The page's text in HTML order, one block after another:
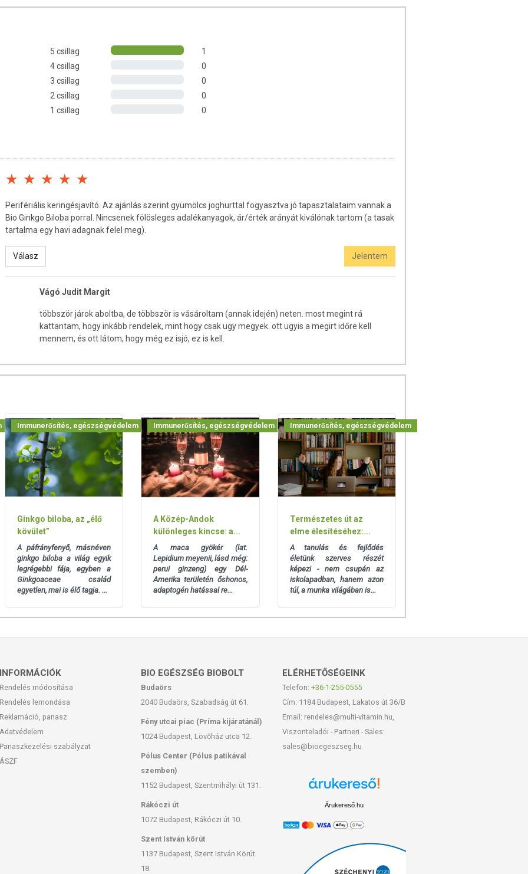
tulajdonságok változhatnak a környezeti feltételektől
rendkívül nedvszívó. A levegő páratartalmát magába
vegye figyelembe vásárlás előtt!
(200 adag/csomag).
helyen, gyermekektől elzárva.
frissítjük, törekszünk arra, hogy naprakészek legyenek.
ennek ellenére a webshopon szereplő adatok (beleértve a
információkat is) csak tájékoztató jellegűek, a tényleges
adódóan. A friss, aktuális információkat a termékek
5 csillag
1
4 csillag
0
3 csillag
0
2 csillag
0
1 csillag
0
Perifériális keringésjavító. Az ajánlás szerint gyümölcs joghurttal fogyasztva jó tapasztalataim vannak a
Bio Ginkgo Biloba porral. Nincsenek fölösleges adalékanyagok, ár/érték arányát kiválónak tartom (a tasak
tartalma egy havi adagnak felel meg).
Válasz Jelentem
Vágó Judit Margit
többször járok aboltba, de többször is vásároltam (annak idején) neten. most megint rá
kattantam, hogy inkább rendelek, mint hogy csak ugy megyek. ott ugyis a megirt időre kell
mennem, és ott látom, hogy még ez isjó, ez is kell.
Immunerősítés, egészségvédelem
Ginkgo biloba, az „élő
kövület”
A páfrányfenyő, másnéven
ginkgo biloba a világ egyik
legrégebbi fája, egyben a
Ginkgoaceae család
egyetlen, mai is élő tagja. ...
Immunerősítés, egészségvédelem
A Közép-Andok
különleges kincse: a...
A maca gyökér (lat.
Lepidium meyenii, lásd még:
perui ginzeng) egy Dél-
Amerika területén őshonos,
adaptogén hatással re...
Immunerősítés, egészségvédelem
Természetes út az
elme élesítéséhez:...
A tanulás és fejlődés
életünk szerves részét
képezi - nem csupán az
iskolapadban, hanem azon
túl, a munka világában is...
INFORMÁCIÓK
Rendelés módosítása
Rendelés lemondása
Reklamáció, panasz
Adatvédelem
Panaszkezelési szabályzat
ÁSZF
BIO EGÉSZSÉG BIOBOLT
Budaörs
2040 Budaörs, Szabadság út 61.
Fény utcai piac (Príma kijáratánál)
1024 Budapest, Lövőház utca 12.
Pólus Center (Pólus patikával
szemben)
1152 Budapest, Szentmihályi út 131.
Rákóczi út
1072 Budapest, Rákóczi út 10.
Szent István körút
1137 Budapest, Szent István Körút
18.
ELÉRHETŐSÉGEINK
Telefon: +36-1-255-0555
Cím: 1184 Budapest, Lakatos út 36/B
Email: rendeles@multi-vitamin.hu,
Viszonteladói - Partneri - Sales:
sales@bioegeszseg.hu
Árukereső.hu